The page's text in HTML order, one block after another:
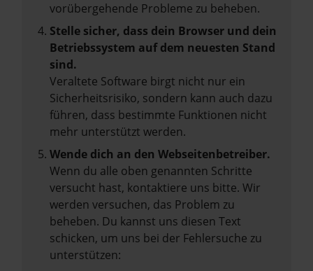
vorübergehende Probleme zu beheben.
Stelle sicher, dass dein Browser und dein
Betriebssystem auf dem neuesten Stand
sind.
Veraltete Software birgt nicht nur ein
Sicherheitsrisiko, sondern kann auch dazu
führen, dass bestimmte Funktionen nicht
mehr unterstützt werden.
Wende dich an den Webseitenbetreiber.
Wenn du alle oben genannten Schritte
versucht hast, kontaktiere uns bitte. Wir
werden versuchen, das Problem zu
beheben. Du kannst uns diesen Text
schicken, um uns bei der Fehlersuche zu
unterstützen: